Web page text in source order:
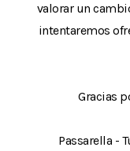
valorar un
intentaremos
Gracias
Passarella -